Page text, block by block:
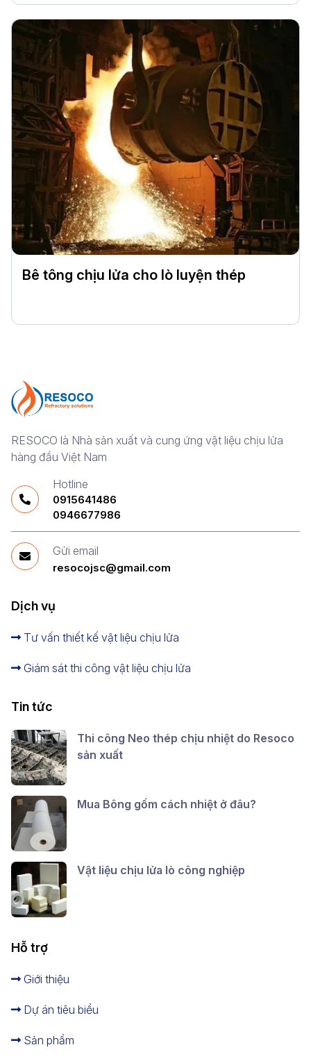
Bê tông chịu lửa cho lò luyện thép
RESOCO là Nhà sản xuất và cung ứng vật liệu chịu lửa
hàng đầu Việt Nam
Hotline
0915641486
0946677986
Gửi email
resocojsc@gmail.com
Dịch vụ
Tư vấn thiết kế vật liệu chịu lửa
Giám sát thi công vật liệu chịu lửa
Tin tức
Thi công Neo thép chịu nhiệt do Resoco
sản xuất
Mua Bông gốm cách nhiệt ở đâu?
Vật liệu chịu lửa lò công nghiệp
Hỗ trợ
Giới thiệu
Dự án tiêu biểu
Sản phẩm